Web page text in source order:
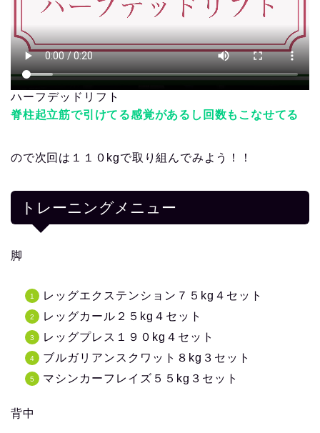
ハーフデッドリフト
脊柱起立筋で引けてる感覚があるし回数もこなせてる
ので次回は１１０kgで取り組んでみよう！！
トレーニングメニュー
脚
レッグエクステンション７５kg４セット
レッグカール２５kg４セット
レッグプレス１９０kg４セット
ブルガリアンスクワット８kg３セット
マシンカーフレイズ５５kg３セット
背中